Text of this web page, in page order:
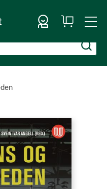
Sign In
My
Cart